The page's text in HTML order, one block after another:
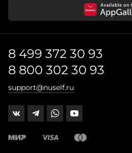
8 499 372 30 93
8 800 302 30 93
support@nuself.ru